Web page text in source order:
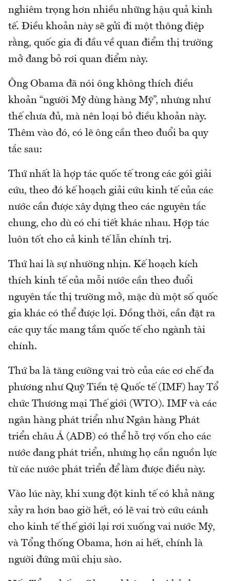
nghiêm trọng hơn nhiều những hậu quả kinh
tế. Điều khoản này sẽ gửi đi một thông điệp
rằng, quốc gia đi đầu về quan điểm thị trường
mở đang bỏ rơi quan điểm này.
Ông Obama đã nói ông không thích điều
khoản “người Mỹ dùng hàng Mỹ”, nhưng như
thế chưa đủ, mà nên loại bỏ điều khoản này.
Thêm vào đó, có lẽ ông cần theo đuổi ba quy
tắc sau:
Thứ nhất là hợp tác quốc tế trong các gói giải
cứu, theo đó kế hoạch giải cứu kinh tế của các
nước cần được xây dựng theo các nguyên tắc
chung, cho dù có chi tiết khác nhau. Hợp tác
luôn tốt cho cả kinh tế lẫn chính trị.
Thứ hai là sự nhường nhịn. Kế hoạch kích
thích kinh tế của mỗi nước cần theo đuổi
nguyên tắc thị trường mở, mặc dù một số quốc
gia khác có thể được lợi. Đồng thời, cần đặt ra
các quy tắc mang tầm quốc tế cho ngành tài
chính.
Thứ ba là tăng cường vai trò của các cơ chế đa
phương như Quỹ Tiền tệ Quốc tế (IMF) hay Tổ
chức Thương mại Thế giới (WTO). IMF và các
ngân hàng phát triển như Ngân hàng Phát
triển châu Á (ADB) có thể hỗ trợ vốn cho các
nước đang phát triển, nhưng họ cần nguồn lực
từ các nước phát triển để làm được điều này.
Vào lúc này, khi xung đột kinh tế có khả năng
xảy ra hơn bao giờ hết, có lẽ vai trò cứu cánh
cho kinh tế thế giới lại rơi xuống vai nước Mỹ,
và Tổng thống Obama, hơn ai hết, chính là
người đứng mũi chịu sào.